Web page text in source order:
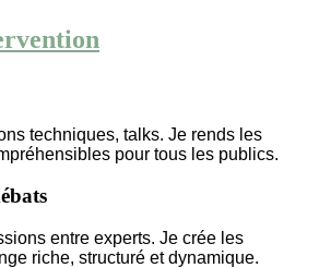
techniques, talks. Je rends les
pour tous les publics.
entre experts. Je crée les
riche, structuré et dynamique.